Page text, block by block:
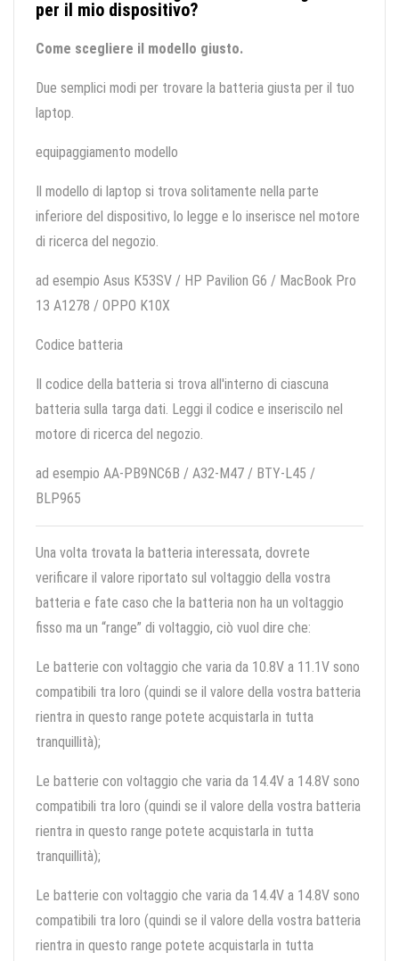
per il mio dispositivo?
Come scegliere il modello giusto.
Due semplici modi per trovare la batteria giusta per il tuo
laptop.
equipaggiamento modello
Il modello di laptop si trova solitamente nella parte
inferiore del dispositivo, lo legge e lo inserisce nel motore
di ricerca del negozio.
ad esempio Asus K53SV / HP Pavilion G6 / MacBook Pro
13 A1278 / OPPO K10X
Codice batteria
Il codice della batteria si trova all'interno di ciascuna
batteria sulla targa dati. Leggi il codice e inseriscilo nel
motore di ricerca del negozio.
ad esempio AA-PB9NC6B / A32-M47 / BTY-L45 /
BLP965
Una volta trovata la batteria interessata, dovrete
verificare il valore riportato sul voltaggio della vostra
batteria e fate caso che la batteria non ha un voltaggio
fisso ma un “range” di voltaggio, ciò vuol dire che:
Le batterie con voltaggio che varia da 10.8V a 11.1V sono
compatibili tra loro (quindi se il valore della vostra batteria
rientra in questo range potete acquistarla in tutta
tranquillità);
Le batterie con voltaggio che varia da 14.4V a 14.8V sono
compatibili tra loro (quindi se il valore della vostra batteria
rientra in questo range potete acquistarla in tutta
tranquillità);
Le batterie con voltaggio che varia da 14.4V a 14.8V sono
compatibili tra loro (quindi se il valore della vostra batteria
rientra in questo range potete acquistarla in tutta